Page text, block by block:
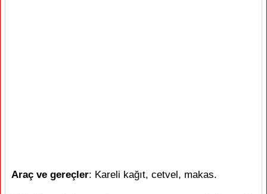
Araç ve gereçler: Kareli kağıt, cetvel, makas.